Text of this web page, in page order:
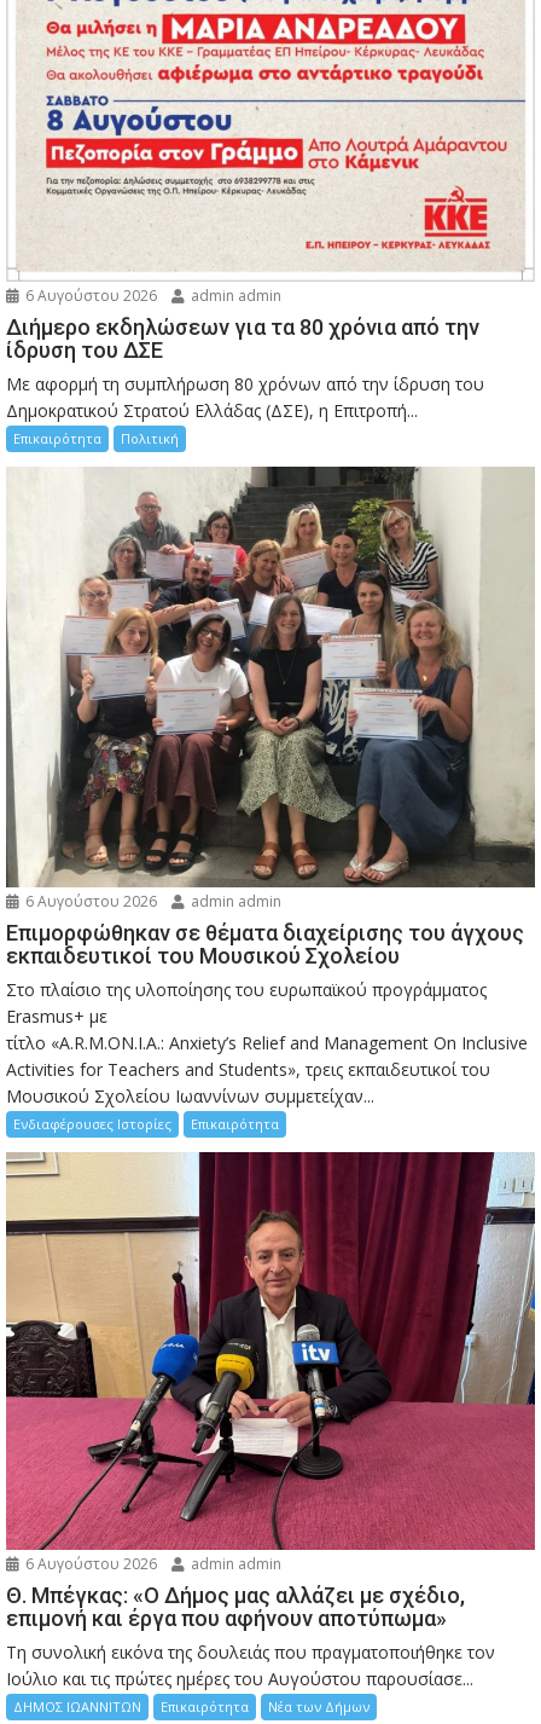
6 Αυγούστου 2026 admin admin
Διήμερο εκδηλώσεων για τα 80 χρόνια από την
ίδρυση του ΔΣΕ
Με αφορμή τη συμπλήρωση 80 χρόνων από την ίδρυση του
Δημοκρατικού Στρατού Ελλάδας (ΔΣΕ), η Επιτροπή...
Επικαιρότητα Πολιτική
6 Αυγούστου 2026 admin admin
Eπιμορφώθηκαν σε θέματα διαχείρισης του άγχους
εκπαιδευτικοί του Μουσικού Σχολείου
Στο πλαίσιο της υλοποίησης του ευρωπαϊκού προγράμματος
Erasmus+ με
τίτλο «A.R.M.ON.I.A.: Anxiety’s Relief and Management On Inclusive
Activities for Teachers and Students», τρεις εκπαιδευτικοί του
Μουσικού Σχολείου Ιωαννίνων συμμετείχαν...
Ενδιαφέρουσες Ιστορίες Επικαιρότητα
6 Αυγούστου 2026 admin admin
Θ. Μπέγκας: «Ο Δήμος μας αλλάζει με σχέδιο,
επιμονή και έργα που αφήνουν αποτύπωμα»
Τη συνολική εικόνα της δουλειάς που πραγματοποιήθηκε τον
Ιούλιο και τις πρώτες ημέρες του Αυγούστου παρουσίασε...
ΔΗΜΟΣ ΙΩΑΝΝΙΤΩΝ Επικαιρότητα Νέα των Δήμων